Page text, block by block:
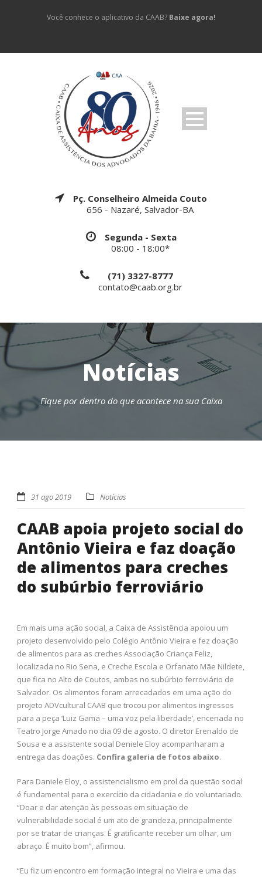
Você conhece o aplicativo da CAAB? Baixe agora!
Pç. Conselheiro Almeida Couto
656 - Nazaré, Salvador-BA
Segunda - Sexta
08:00 - 18:00*
(71) 3327-8777
contato@caab.org.br
Notícias
Fique por dentro do que acontece na sua Caixa
31 ago 2019 Notícias
CAAB apoia projeto social do
Antônio Vieira e faz doação
de alimentos para creches
do subúrbio ferroviário
Em mais uma ação social, a Caixa de Assistência apoiou um
projeto desenvolvido pelo Colégio Antônio Vieira e fez doação
de alimentos para as creches Associação Criança Feliz,
localizada no Rio Sena, e Creche Escola e Orfanato Mãe Nildete,
que fica no Alto de Coutos, ambas no subúrbio ferroviário de
Salvador. Os alimentos foram arrecadados em uma ação do
projeto ADVcultural CAAB que trocou por alimentos ingressos
para a peça ‘Luiz Gama – uma voz pela liberdade’, encenada no
Teatro Jorge Amado no dia 09 de agosto. O diretor Erenaldo de
Sousa e a assistente social Deniele Eloy acompanharam a
entrega das doações. Confira galeria de fotos abaixo.
Para Daniele Eloy, o assistencialismo em prol da questão social
é fundamental para o exercício da cidadania e do voluntariado.
“Doar e dar atenção às pessoas em situação de
vulnerabilidade social é um ato de grandeza, principalmente
por se tratar de crianças. É gratificante receber um olhar, um
abraço. É muito bom”, afirmou.
“Eu fiz um encontro em formação integral no Vieira e uma das